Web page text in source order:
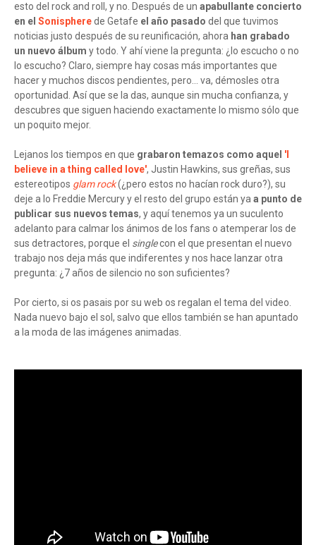
esto del rock and roll, y no. Después de un apabullante concierto
en el Sonispherede Getafe el año pasado del que tuvimos
noticias justo después de su reunificación, ahora han grabado
un nuevo álbum y todo. Y ahí viene la pregunta: ¿lo escucho o no
lo escucho? Claro, siempre hay cosas más importantes que
hacer y muchos discos pendientes, pero... va, démosles otra
oportunidad. Así que se la das, aunque sin mucha confianza, y
descubres que siguen haciendo exactamente lo mismo sólo que
un poquito mejor.
Lejanos los tiempos en que grabaron temazos como aquel 'I
believe in a thing called love', Justin Hawkins, sus greñas, sus
estereotipos glam rock(¿pero estos no hacían rock duro?), su
deje a lo Freddie Mercury y el resto del grupo están yaa punto de
publicar sus nuevos temas, y aquí tenemos ya un suculento
adelanto para calmar los ánimos de los fans o atemperar los de
sus detractores, porque el singlecon el que presentan el nuevo
trabajo nos deja más que indiferentes y nos hace lanzar otra
pregunta: ¿7 años de silencio no son suficientes?
Por cierto, si os pasais por su web os regalan el tema del video.
Nada nuevo bajo el sol, salvo que ellos también se han apuntado
a la moda de las imágenes animadas.